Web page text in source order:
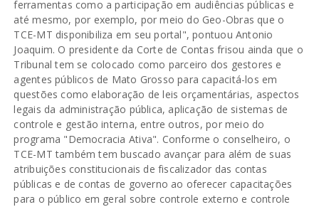
ferramentas como a participação em audiências públicas e
até mesmo, por exemplo, por meio do Geo-Obras que o
TCE-MT disponibiliza em seu portal", pontuou Antonio
Joaquim. O presidente da Corte de Contas frisou ainda que o
Tribunal tem se colocado como parceiro dos gestores e
agentes públicos de Mato Grosso para capacitá-los em
questões como elaboração de leis orçamentárias, aspectos
legais da administração pública, aplicação de sistemas de
controle e gestão interna, entre outros, por meio do
programa "Democracia Ativa". Conforme o conselheiro, o
TCE-MT também tem buscado avançar para além de suas
atribuições constitucionais de fiscalizador das contas
públicas e de contas de governo ao oferecer capacitações
para o público em geral sobre controle externo e controle